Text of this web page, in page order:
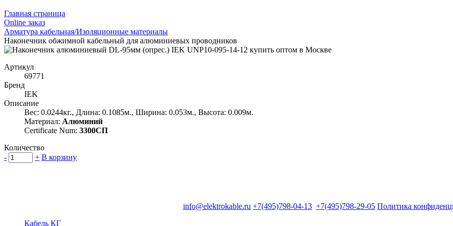
Главная страница
Оnline заказ
Арматура кабельная/Изоляционные материалы
Наконечник обжимной кабельный для алюминиевых проводников
Артикул
69771
Бренд
IEK
Описание
Вес: 0.0244кг., Длина: 0.1085м., Ширина: 0.053м., Высота: 0.009м.
Материал: Алюминий
Certificate Num: 3300СП
Количество
-
+ В корзину
info@elektrokable.ru +7(495)798-04-13 +7(495)798-29-05 Политика
Кабель КГ